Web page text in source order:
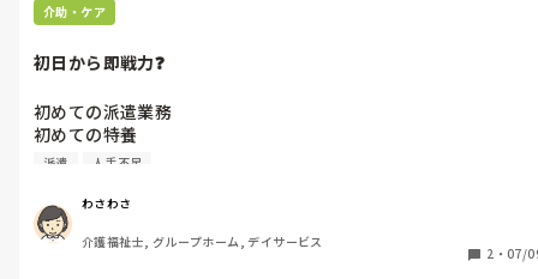
介助・ケア
初日から即戦力❓
初めての派遣業務
初めての特養
初日から拘縮利用者さん数人のパット交換、数人の起床　臥床
派遣は戦力としてみる
と言われるけど、人手不足なのは分かるけど、初日からAＤＬわ
派遣 人手不足
わさわさ
介護福祉士, グループホーム, デイサービス
2 ・ 07/